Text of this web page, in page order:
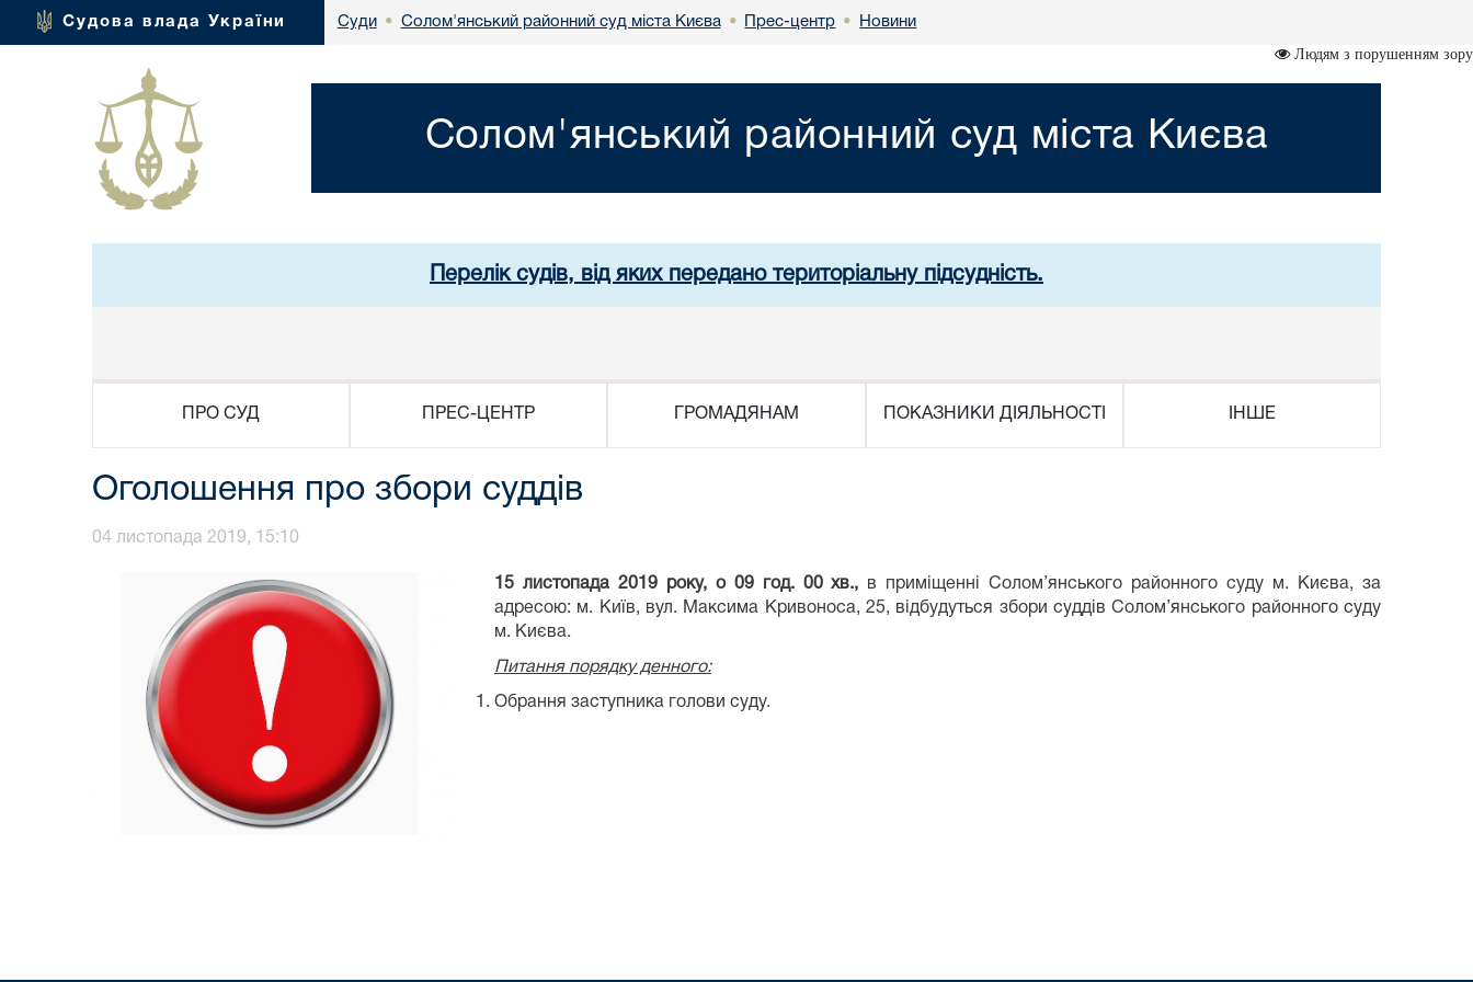
Судова влада України Суди • Солом'янський районний суд міста Києва • Прес-центр • Новини
Людям з порушенням зору
Солом'янський районний суд міста Києва
Перелік судів, від яких передано територіальну підсудність.
ПРО СУД ПРЕС-ЦЕНТР ГРОМАДЯНАМ ПОКАЗНИКИ ДІЯЛЬНОСТІ ІНШЕ
Оголошення про збори суддів
04 листопада 2019, 15:10
15 листопада 2019 року, о 09 год. 00 хв., в приміщенні Солом’янського районного суду м. Києва, за
адресою: м. Київ, вул. Максима Кривоноса, 25, відбудуться збори суддів Солом’янського районного суду
м. Києва.
Питання порядку денного:
Обрання заступника голови суду.